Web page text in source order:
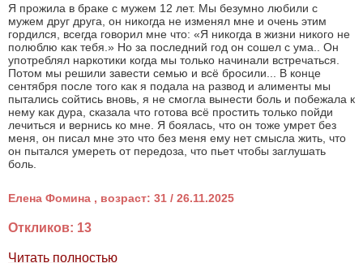
Я прожила в браке с мужем 12 лет. Мы безумно любили с
мужем друг друга, он никогда не изменял мне и очень этим
гордился, всегда говорил мне что: «Я никогда в жизни никого не
полюблю как тебя.» Но за последний год он сошел с ума.. Он
употреблял наркотики когда мы только начинали встречаться.
Потом мы решили завести семью и всё бросили... В конце
сентября после того как я подала на развод и алименты мы
пытались сойтись вновь, я не смогла вынести боль и побежала к
нему как дура, сказала что готова всё простить только пойди
лечиться и вернись ко мне. Я боялась, что он тоже умрет без
меня, он писал мне это что без меня ему нет смысла жить, что
он пытался умереть от передоза, что пьет чтобы заглушать
боль.
Елена Фомина , возраст: 31 / 26.11.2025
Откликов: 13
Читать полностью